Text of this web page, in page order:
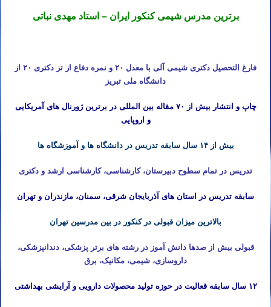
برترین مدرس شیمی کنکور ایران – استاد مهدی نباتی
فارغ التحصیل دکتری شیمی آلی با معدل ۲۰ و نمره دفاع از تز دکتری ۲۰ از
دانشگاه ملی تبریز
چاپ و انتشار بیش از ۷۰ مقاله بین المللی در برترین ژورنال های آمریکایی
و اروپایی
بیش از ۱۴ سال سابقه تدریس در دانشگاه ها و آموزشگاه ها
تدریس در تمام سطوح دبیرستان، کارشناسی، کارشناسی ارشد و دکتری
سابقه تدریس در استان های آذربایجان شرقی، سمنان، مازندران و تهران
بالاترین میزان قبولی در کنکور در بین مدرسین تهران
قبولی بیش از صدها دانش آموز در رشته های برتر پزشکی، دندانپزشکی،
داروسازی، شیمی، مکانیک، برق
۱۲ سال سابقه قعالیت در حوزه تولید محصولات دارویی و آرایشی بهداشتی